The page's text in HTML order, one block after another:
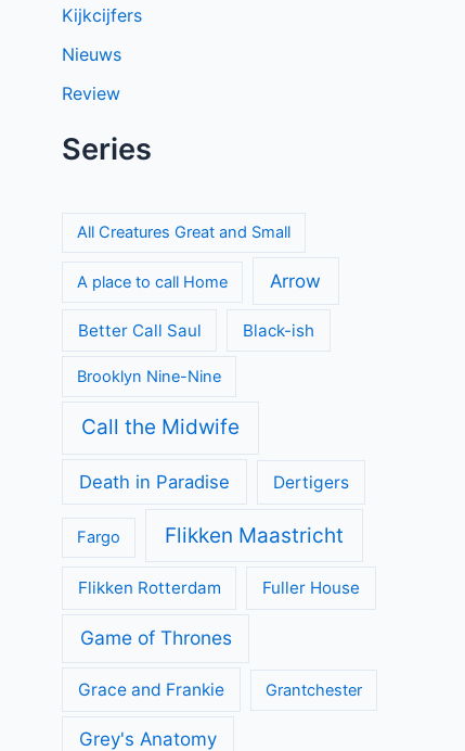
Kijkcijfers
Nieuws
Review
Series
All Creatures Great and Small
A place to call Home Arrow
Better Call Saul Black-ish
Brooklyn Nine-Nine
Call the Midwife
Death in Paradise Dertigers
Fargo Flikken Maastricht
Flikken Rotterdam Fuller House
Game of Thrones
Grace and Frankie Grantchester
Grey's Anatomy